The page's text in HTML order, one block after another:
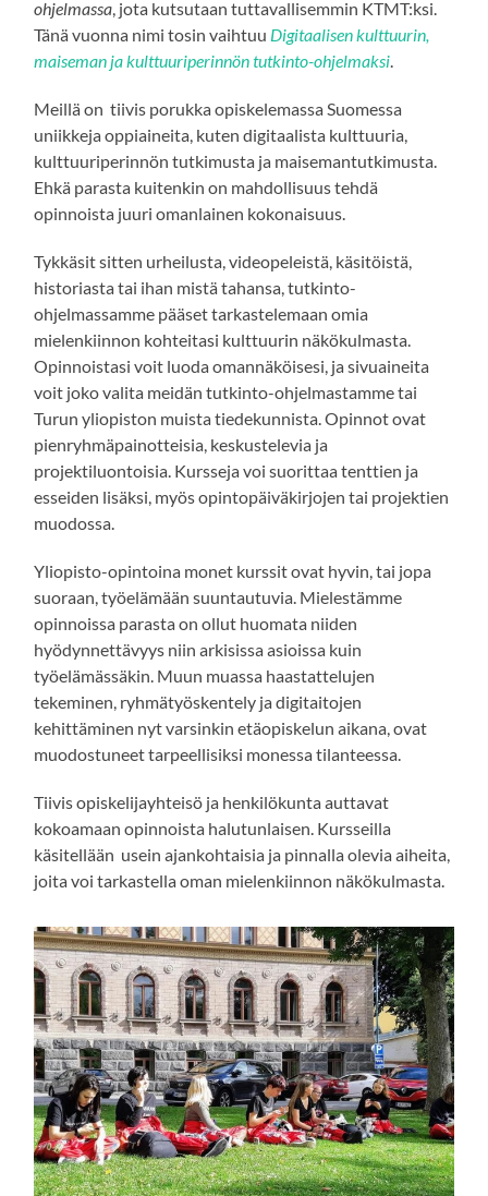
ohjelmassa, jota kutsutaan tuttavallisemmin KTMT:ksi.
Tänä vuonna nimi tosin vaihtuu Digitaalisen kulttuurin,
maiseman ja kulttuuriperinnön tutkinto-ohjelmaksi.
Meillä on tiivis porukka opiskelemassa Suomessa
uniikkeja oppiaineita, kuten digitaalista kulttuuria,
kulttuuriperinnön tutkimusta ja maisemantutkimusta.
Ehkä parasta kuitenkin on mahdollisuus tehdä
opinnoista juuri omanlainen kokonaisuus.
Tykkäsit sitten urheilusta, videopeleistä, käsitöistä,
historiasta tai ihan mistä tahansa, tutkinto-
ohjelmassamme pääset tarkastelemaan omia
mielenkiinnon kohteitasi kulttuurin näkökulmasta.
Opinnoistasi voit luoda omannäköisesi, ja sivuaineita
voit joko valita meidän tutkinto-ohjelmastamme tai
Turun yliopiston muista tiedekunnista. Opinnot ovat
pienryhmäpainotteisia, keskustelevia ja
projektiluontoisia. Kursseja voi suorittaa tenttien ja
esseiden lisäksi, myös opintopäiväkirjojen tai projektien
muodossa.
Yliopisto-opintoina monet kurssit ovat hyvin, tai jopa
suoraan, työelämään suuntautuvia. Mielestämme
opinnoissa parasta on ollut huomata niiden
hyödynnettävyys niin arkisissa asioissa kuin
työelämässäkin. Muun muassa haastattelujen
tekeminen, ryhmätyöskentely ja digitaitojen
kehittäminen nyt varsinkin etäopiskelun aikana, ovat
muodostuneet tarpeellisiksi monessa tilanteessa.
Tiivis opiskelijayhteisö ja henkilökunta auttavat
kokoamaan opinnoista halutunlaisen. Kursseilla
käsitellään usein ajankohtaisia ja pinnalla olevia aiheita,
joita voi tarkastella oman mielenkiinnon näkökulmasta.